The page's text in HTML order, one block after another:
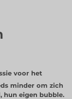
voor het
minder om zich
hun eigen bubble.